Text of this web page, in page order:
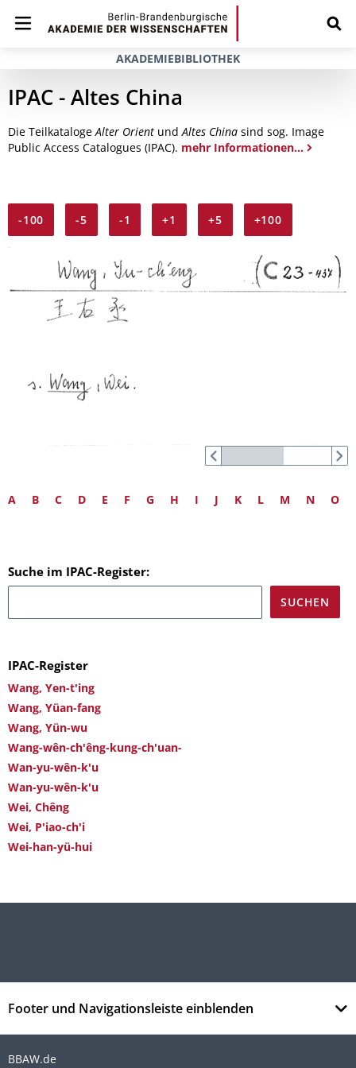
AKADEMIEBIBLIOTHEK
IPAC - Altes China
Die TeilkatalogeAlter Orient undAltes China sind sog. Image
Public Access Catalogues (IPAC). mehr Informationen...
-100 -5 -1 +1 +5 +100
A B C D E F G H I J K L M N O
Suche im IPAC-Register:
IPAC-Register
Wang, Yen-t'ing
Wang, Yüan-fang
Wang, Yün-wu
Wang-wên-ch'êng-kung-ch'uan-
Wan-yu-wên-k'u
Wan-yu-wên-k'u
Wei, Chêng
Wei, P'iao-ch'i
Wei-han-yü-hui
Footer und Navigationsleiste einblenden
BBAW.de